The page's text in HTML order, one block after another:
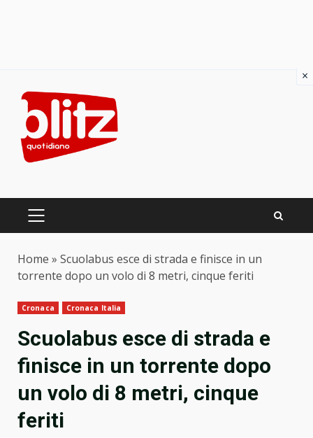
content
PRIMARY
Home » Scuolabus esce di strada e finisce in un
torrente dopo un volo di 8 metri, cinque feriti
Cronaca Cronaca Italia
Scuolabus esce di strada e
finisce in un torrente dopo
un volo di 8 metri, cinque
feriti
×